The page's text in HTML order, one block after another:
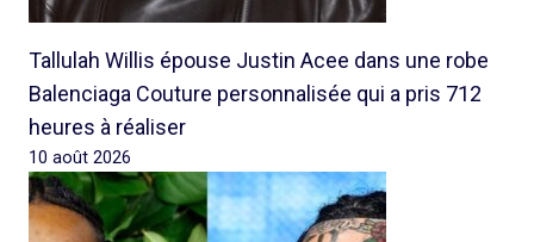
Tallulah Willis épouse Justin Acee dans une robe
Balenciaga Couture personnalisée qui a pris 712
heures à réaliser
10 août 2026